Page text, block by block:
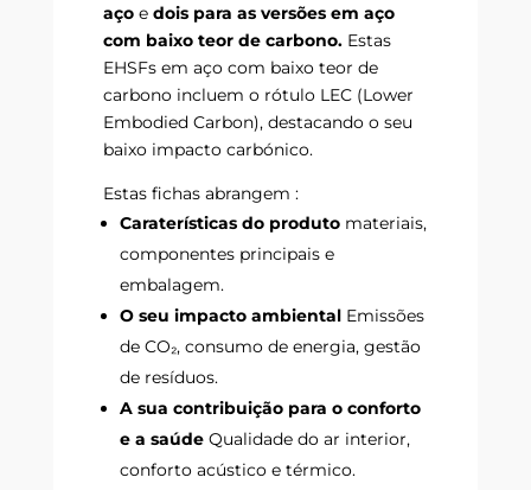
açoe dois para as versões em aço
com baixo teor de carbono.Estas
EHSFs em aço com baixo teor de
carbono incluem o rótulo LEC (Lower
Embodied Carbon), destacando o seu
baixo impacto carbónico.
Estas fichas abrangem :
Caraterísticas do produtomateriais,
componentes principais e
embalagem.
O seu impacto ambientalEmissões
de CO₂, consumo de energia, gestão
de resíduos.
A sua contribuição para o conforto
e a saúdeQualidade do ar interior,
conforto acústico e térmico.